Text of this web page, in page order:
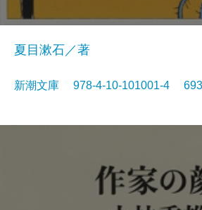
夏目漱石／著
新潮文庫 978-4-10-101001-4